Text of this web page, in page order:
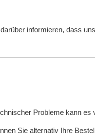
informieren, dass
Probleme kann
Sie alternativ Ihre